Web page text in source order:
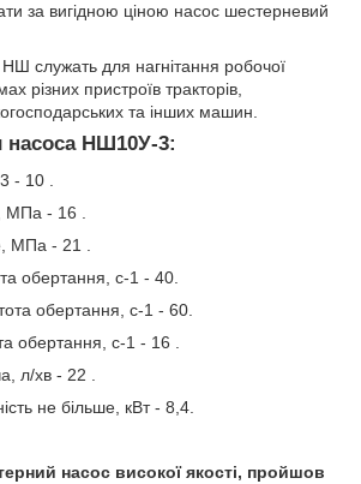
за вигідною ціною насос шестерневий
служать для нагнітання робочої
різних пристроїв тракторів,
та інших машин.
насоса НШ10У-3:
- 10 .
МПа - 16 .
МПа - 21 .
обертання, с-1 - 40.
обертання, с-1 - 60.
обертання, с-1 - 16 .
л/хв - 22 .
не більше, кВт - 8,4.
насос високої якості, пройшов